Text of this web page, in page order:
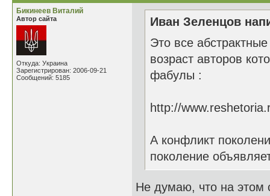
Бикинеев Виталий
Автор сайта
Откуда: Украина
Зарегистрирован: 2006-09-21
Сообщений: 5185
Иван Зеленцов
Это все
возраст авторов
фабулы :
http://
А конфликт
поколение
Не думаю, что на этом